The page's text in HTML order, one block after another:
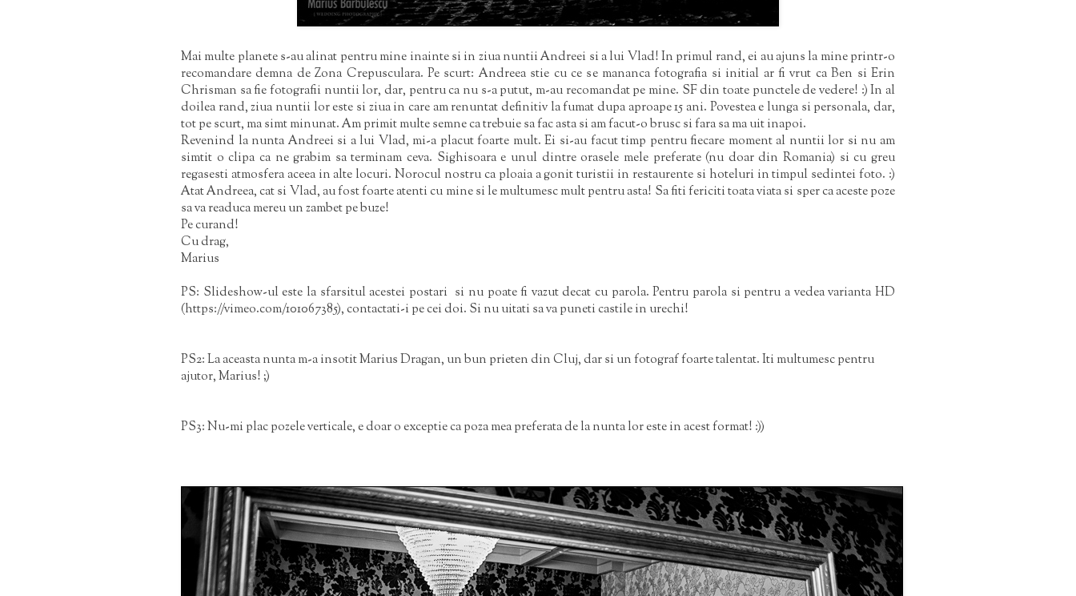
Mai multe planete s-au alinat pentru mine inainte si in ziua nuntii Andreei si a lui Vlad! In primul rand, ei au ajuns la mine printr-o
recomandare demna de Zona Crepusculara. Pe scurt: Andreea stie cu ce se mananca fotografia si initial ar fi vrut ca Ben si Erin
Chrisman sa fie fotografii nuntii lor, dar, pentru ca nu s-a putut, m-au recomandat pe mine. SF din toate punctele de vedere! :) In al
doilea rand, ziua nuntii lor este si ziua in care am renuntat definitiv la fumat dupa aproape 15 ani. Povestea e lunga si personala, dar,
tot pe scurt, ma simt minunat. Am primit multe semne ca trebuie sa fac asta si am facut-o brusc si fara sa ma uit inapoi.
Revenind la nunta Andreei si a lui Vlad, mi-a placut foarte mult. Ei si-au facut timp pentru fiecare moment al nuntii lor si nu am
simtit o clipa ca ne grabim sa terminam ceva. Sighisoara e unul dintre orasele mele preferate (nu doar din Romania) si cu greu
regasesti atmosfera aceea in alte locuri. Norocul nostru ca ploaia a gonit turistii in restaurente si hoteluri in timpul sedintei foto. :)
Atat Andreea, cat si Vlad, au fost foarte atenti cu mine si le multumesc mult pentru asta! Sa fiti fericiti toata viata si sper ca aceste poze
sa va readuca mereu un zambet pe buze!
Pe curand!
Cu drag,
Marius
PS: Slideshow-ul este la sfarsitul acestei postari si nu poate fi vazut decat cu parola. Pentru parola si pentru a vedea varianta HD
(https://vimeo.com/101067385), contactati-i pe cei doi. Si nu uitati sa va puneti castile in urechi!
PS2: La aceasta nunta m-a insotit Marius Dragan, un bun prieten din Cluj, dar si un fotograf foarte talentat. Iti multumesc pentru
ajutor, Marius! ;)
PS3: Nu-mi plac pozele verticale, e doar o exceptie ca poza mea preferata de la nunta lor este in acest format! :))